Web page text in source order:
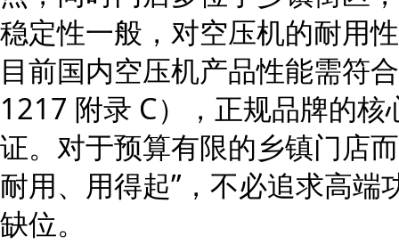
稳定性一般，对空压机的耐用
目前国内空压机产品性能需符
1217 附录 C），正规品牌的
证。对于预算有限的乡镇门店
耐用、用得起”，不必追求高
缺位。